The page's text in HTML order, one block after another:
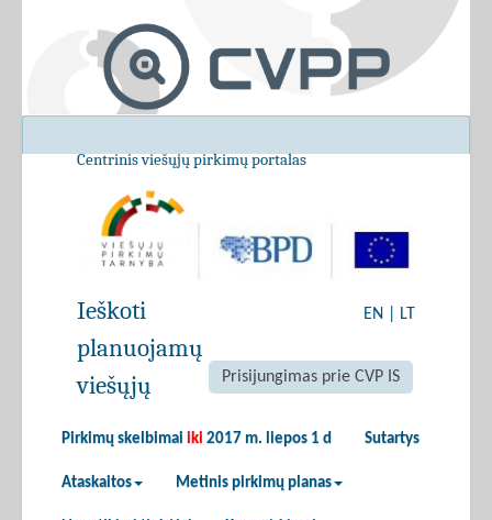
Centrinis viešųjų pirkimų portalas
EN LT
Prisijungimas prie CVP IS
Pirkimų skelbimai iki 2017 m. liepos 1 d Sutartys
Ataskaitos Metinis pirkimų planas
Ieškoti
planuojamų
viešųjų